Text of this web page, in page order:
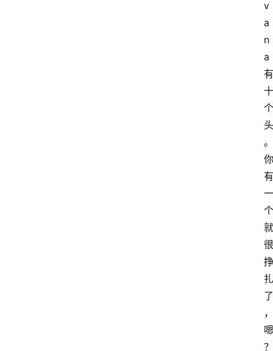
v
a
n
a
有
十
个
头
。
你
有
一
个
就
很
挣
扎
了
，
嗯
？